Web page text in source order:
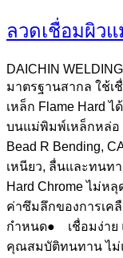
ลวดเชื่อมผิว
DAICHIN
มาตรฐานสากล ใช้เ
เหล็ก Flame Hard
บนแม่พิมพ์เหล็กหล่อ
Bead R Bending,
เหนียว, ลื่นและทนท
Hard Chrome ไม่ห
ค่าซึมลึกของการเค
กำหนด● เชื่อมง่าย
คุณสมบัติทนทาน ไม่